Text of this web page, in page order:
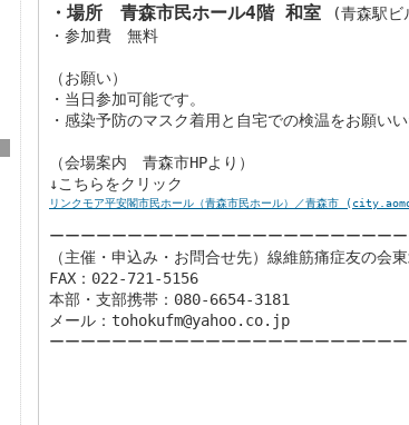
・場所　青森市民ホール4階 和室
(青森駅ビ
・参加費　無料
（お願い）
・当日参加可能です。
・感染予防のマスク着用と自宅での検温をお願いい
（会場案内　青森市HPより）
リンクモア平安閣市民ホール（青森市民ホール）／青森市
ーーーーーーーーーーーーーーーーーーーーーー
（主催・申込み・お問合せ先）線維筋痛症友の会
FAX：022-721-5156
本部・支部携帯：080-6654-3181
メール：tohokufm@yahoo.co.jp